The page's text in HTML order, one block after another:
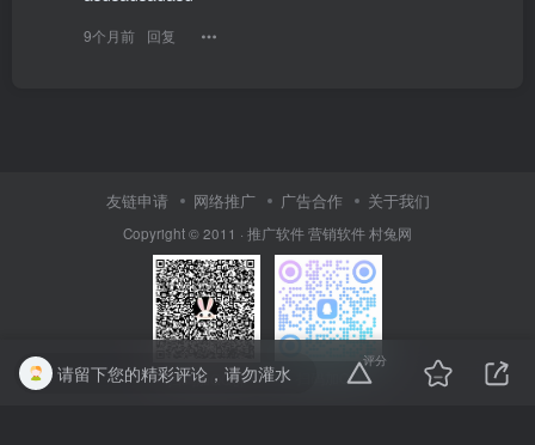
9个月前 回复
友链申请 网络推广 广告合作 关于我们
Copyright © 2011 · 推广软件营销软件村兔网
扫码加QQ群 扫码加QQ
请留下您的精彩评论，请勿灌水
评分